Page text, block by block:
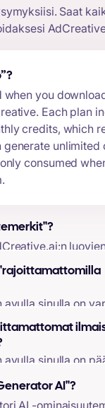
Saat
?
when you
Each plan
credits, which
generate unlimited
consumed
tuotemerkin voit
tuotemerkin
Näin
brändisi
tuotoksen.
avulla sinulla on
kuvaa kuin haluat,
oletko käyttänyt
vai et. Käytät
avulla sinulla on
Nämä
AI"?